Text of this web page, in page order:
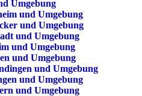
Umgebung
und Umgebung
und Umgebung
und Umgebung
und Umgebung
und Umgebung
und Umgebung
und Umgebung
und Umgebung